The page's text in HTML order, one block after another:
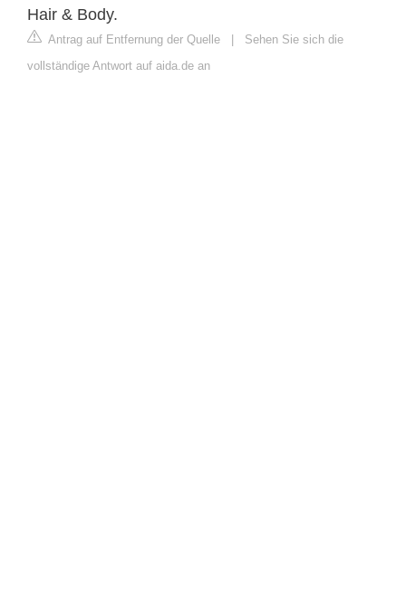
Hair & Body.
Antrag auf Entfernung der Quelle | Sehen Sie sich die
vollständige Antwort auf aida.de an